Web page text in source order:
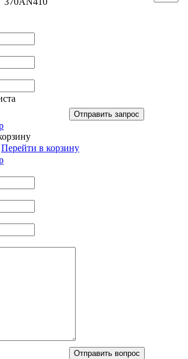
Отправить запрос
Перейти в корзину
Отправить вопрос